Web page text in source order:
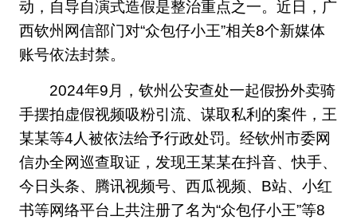
动，自导自演式造假是整治重点之一。近日，广
西钦州网信部门对“众包仔小王”相关8个新媒体
账号依法封禁。
2024年9月，钦州公安查处一起假扮外卖骑
手摆拍虚假视频吸粉引流、谋取私利的案件，王
某某等4人被依法给予行政处罚。经钦州市委网
信办全网巡查取证，发现王某某在抖音、快手、
今日头条、腾讯视频号、西瓜视频、B站、小红
书等网络平台上共注册了名为“众包仔小王”等8